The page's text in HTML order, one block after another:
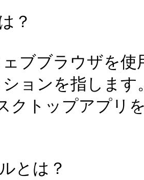
？
ブブラウザを
ョンを指しま
クトップアプリ
とは？